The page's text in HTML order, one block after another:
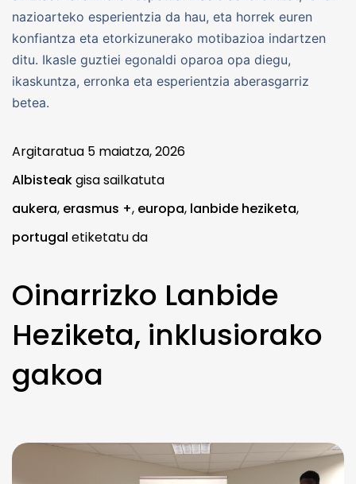
nazioarteko esperientzia da hau, eta horrek euren
konfiantza eta etorkizunerako motibazioa indartzen
ditu. Ikasle guztiei egonaldi oparoa opa diegu,
ikaskuntza, erronka eta esperientzia aberasgarriz
betea.
Argitaratua 5 maiatza, 2026
Albisteakgisa sailkatuta
aukera, erasmus +, europa, lanbide heziketa,
portugal etiketatu da
Oinarrizko Lanbide
Heziketa, inklusiorako
gakoa